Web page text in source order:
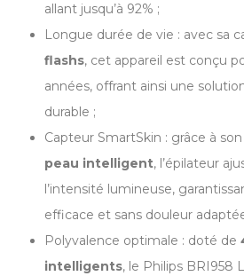
allant jusqu’à 92% ;
Longue durée de vie : avec sa
flashs, cet appareil est conçu
années, offrant ainsi une
durable ;
Capteur SmartSkin : grâce à son
peau intelligent, l’épilateur
l’intensité lumineuse,
efficace et sans douleur
Polyvalence optimale : doté de
intelligents, le Philips BRI958